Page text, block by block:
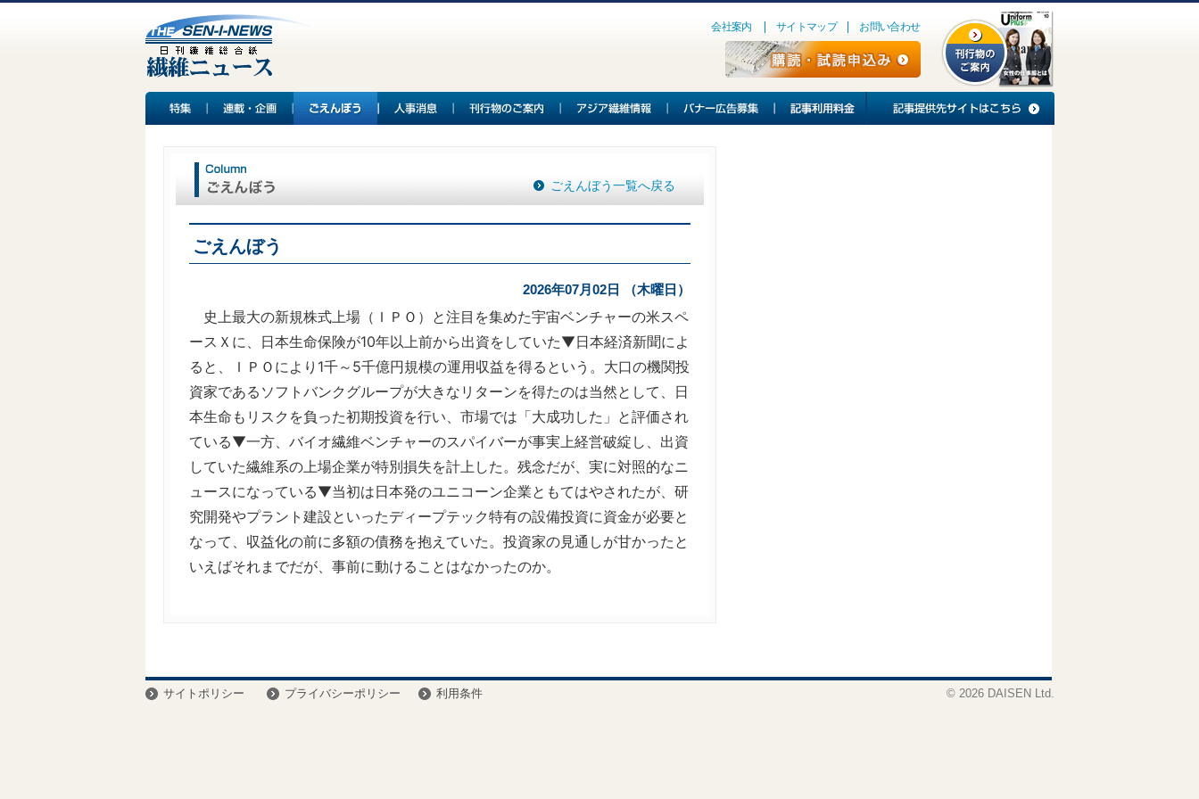
会社案内 サイトマップ お問い合わせ
ごえんぼう一覧へ戻る
ごえんぼう
2026年07月02日 （木曜日）
史上最大の新規株式上場（ＩＰＯ）と注目を集めた宇宙ベンチャーの米スペ
ースＸに、日本生命保険が10年以上前から出資をしていた▼日本経済新聞によ
ると、ＩＰＯにより1千～5千億円規模の運用収益を得るという。大口の機関投
資家であるソフトバンクグループが大きなリターンを得たのは当然として、日
本生命もリスクを負った初期投資を行い、市場では「大成功した」と評価され
ている▼一方、バイオ繊維ベンチャーのスパイバーが事実上経営破綻し、出資
していた繊維系の上場企業が特別損失を計上した。残念だが、実に対照的なニ
ュースになっている▼当初は日本発のユニコーン企業ともてはやされたが、研
究開発やプラント建設といったディープテック特有の設備投資に資金が必要と
なって、収益化の前に多額の債務を抱えていた。投資家の見通しが甘かったと
いえばそれまでだが、事前に動けることはなかったのか。
サイトポリシー プライバシーポリシー 利用条件 © 2026 DAISEN Ltd.